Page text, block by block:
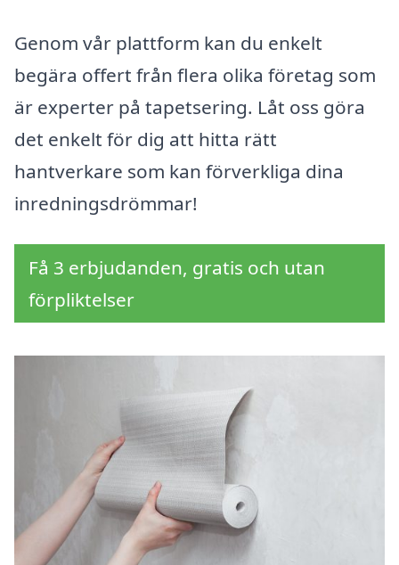
Genom vår plattform kan du enkelt
begära offert från flera olika företag som
är experter på tapetsering. Låt oss göra
det enkelt för dig att hitta rätt
hantverkare som kan förverkliga dina
inredningsdrömmar!
Få 3 erbjudanden, gratis och utan
förpliktelser